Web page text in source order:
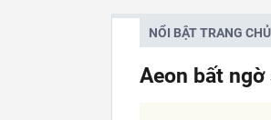
NỔI BẬT TRANG CHỦ
Aeon bất